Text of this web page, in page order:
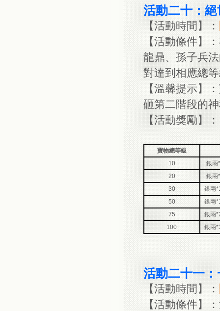
活動二十：
【活動時間】：
【活動條件】
龍鼎、孫子兵
對達到相應總
【溫馨提示】
砸第二階段的
【活動獎勵】：
寶物總等級
10
銀兩
20
銀兩
30
銀兩
50
銀兩
75
銀兩
100
銀兩
活動二十一
【活動時間】：
【活動條件】